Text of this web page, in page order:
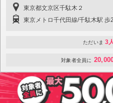
東京都文京区千駄木２
東京メトロ千代田線/千駄木駅 歩
ただいま 3
対象者全員に